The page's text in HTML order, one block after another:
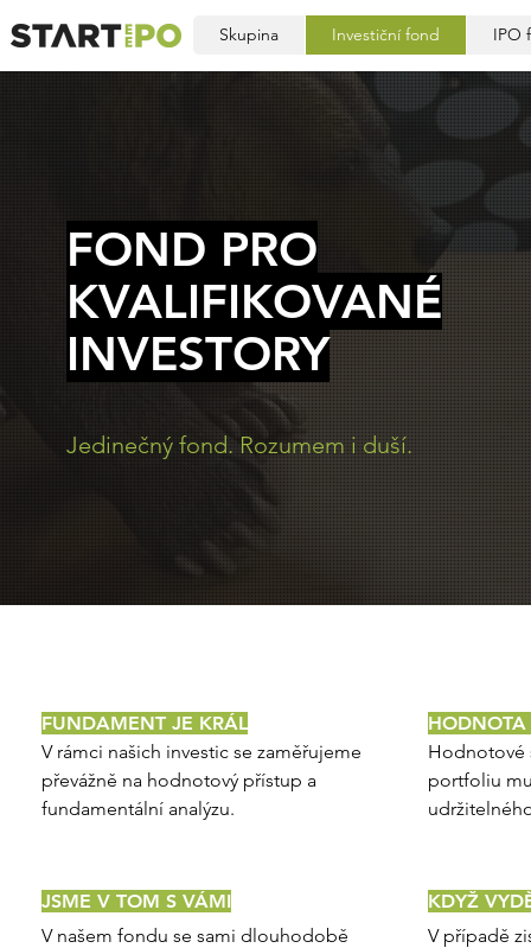
Skupina Investiční fond IPO
FOND PRO
KVALIFIKOVANÉ
INVESTORY
Jedinečný fond. Rozumem i duší.
FUNDAMENT JE KRÁL
V rámci našich investic se zaměřujeme
převážně na hodnotový přístup a
fundamentální analýzu.
HODNOTA
Hodnotové
portfoliu
JSME V TOM S VÁMI
V našem fondu se sami dlouhodobě
KDYŽ
V případě